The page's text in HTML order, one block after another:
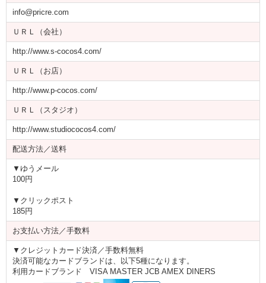
info@pricre.com
ＵＲＬ（会社）
http://www.s-cocos4.com/
ＵＲＬ（お店）
http://www.p-cocos.com/
ＵＲＬ（スタジオ）
http://www.studiococos4.com/
配送方法／送料
▼ゆうメール
100円
▼クリックポスト
185円
お支払い方法／手数料
▼クレジットカード決済／手数料無料
決済可能なカードブランドは、以下5種になります。
利用カードブランド VISA MASTER JCB AMEX DINERS